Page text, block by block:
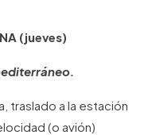
(jueves)
traslado a la estación
(o avión)